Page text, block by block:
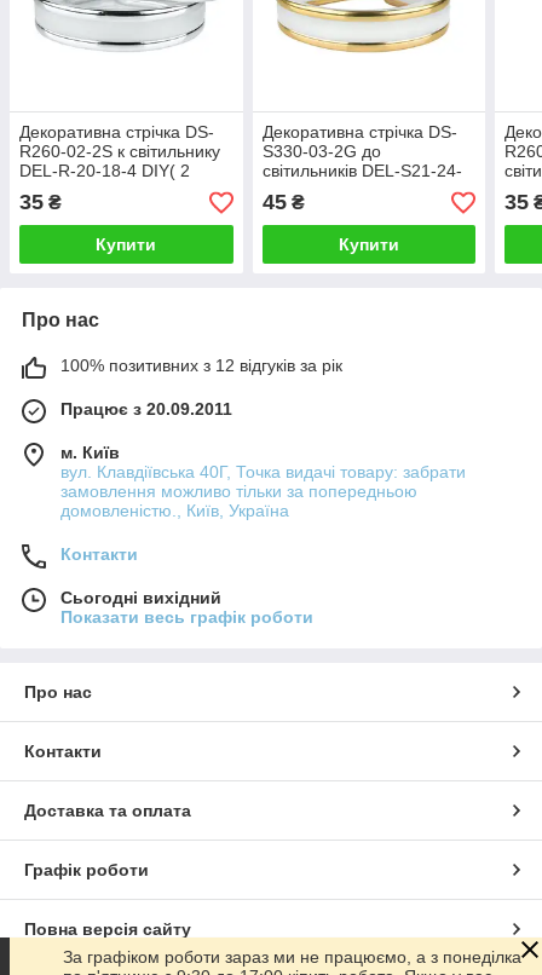
Декоративна стрічка DS-
R260-02-2S к світильнику
DEL-R-20-18-4 DIY( 2
смужки срібло)
35 ₴
Купити
Декоративна стрічка DS-
S330-03-2G до
світильників DEL-S21-24-
4DIY и SML-S21-
50DIY(2смужки золото)
45₴
Купити
35
Про нас
100% позитивних з 12 відгуків за рік
Працює з 20.09.2011
м. Київ
вул. Клавдіївська 40Г, Точка видачі товару: забрати
замовлення можливо тільки за попередньою
домовленістю., Київ, Україна
Контакти
Сьогодні вихідний
Показати весь графік роботи
Про нас
Контакти
Доставка та оплата
Графік роботи
Повна версія сайту
За графіком роботи зараз ми не працюємо, а з понеділка